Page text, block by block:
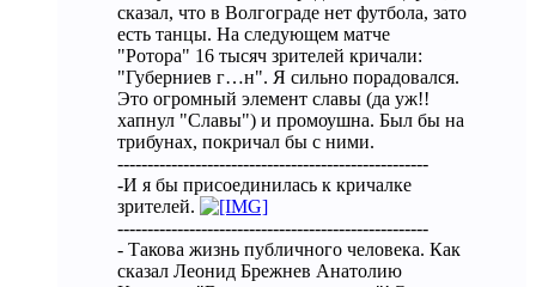
сказал, что в Волгограде нет футбола, зато
есть танцы. На следующем матче
"Ротора" 16 тысяч зрителей кричали:
"Губерниев г…н". Я сильно порадовался.
Это огромный элемент славы (да уж!!
хапнул "Славы") и промоушна. Был бы на
трибунах, покричал бы с ними.
----------------------------------------------------
-И я бы присоединилась к кричалке
зрителей.
----------------------------------------------------
- Такова жизнь публичного человека. Как
сказал Леонид Брежнев Анатолию